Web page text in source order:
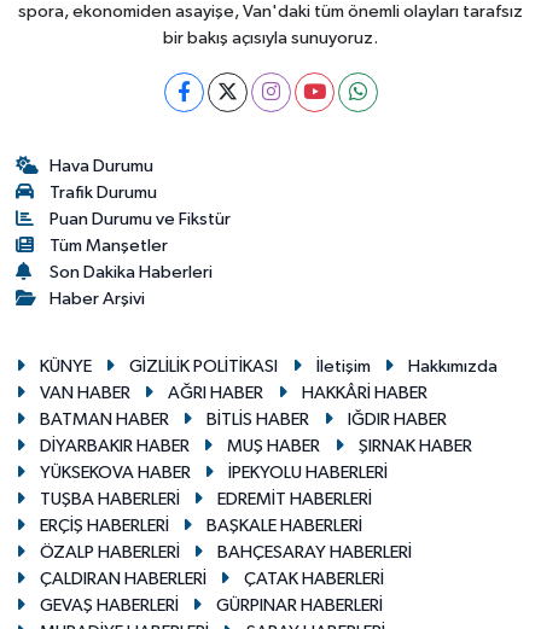
spora, ekonomiden asayişe, Van'daki tüm önemli olayları tarafsız
bir bakış açısıyla sunuyoruz.
Hava Durumu
Trafik Durumu
Puan Durumu ve Fikstür
Tüm Manşetler
Son Dakika Haberleri
Haber Arşivi
KÜNYE GİZLİLİK POLİTİKASI İletişim
Hakkımızda
VAN HABER
AĞRI HABER
HAKKÂRİ HABER
BATMAN HABER
BİTLİS HABER
IĞDIR HABER
DİYARBAKIR HABER
MUŞ HABER
ŞIRNAK HABER
YÜKSEKOVA HABER
İPEKYOLU HABERLERİ
TUŞBA HABERLERİ
EDREMİT HABERLERİ
ERÇİŞ HABERLERİ
BAŞKALE HABERLERİ
ÖZALP HABERLERİ
BAHÇESARAY HABERLERİ
ÇALDIRAN HABERLERİ
ÇATAK HABERLERİ
GEVAŞ HABERLERİ
GÜRPINAR HABERLERİ